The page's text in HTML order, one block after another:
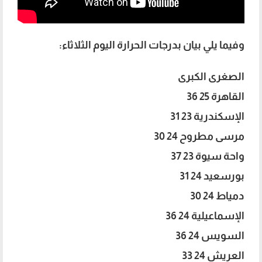
وفيما يلي بيان بدرجات الحرارة اليوم الثلاثاء:
الصغرى الكبرى
القاهرة 25 36
الإسكندرية 23 31
مرسى مطروح 24 30
واحة سيوة 23 37
بورسعيد 24 31
دمياط 24 30
الإسماعيلية 24 36
السويس 24 36
العريش 24 33